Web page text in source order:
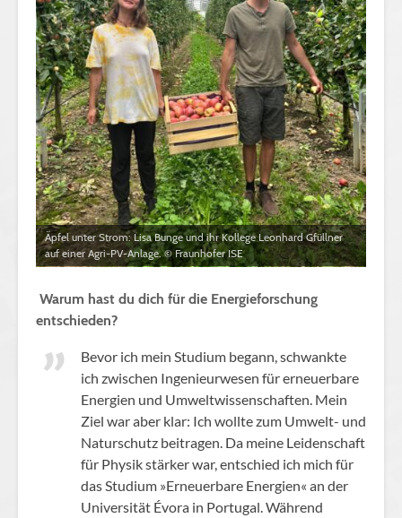
Äpfel unter Strom: Lisa Bunge und ihr Kollege Leonhard Gfüllner
auf einer Agri-PV-Anlage. © Fraunhofer ISE
Warum hast du dich für die Energieforschung
entschieden?
Bevor ich mein Studium begann, schwankte
ich zwischen Ingenieurwesen für erneuerbare
Energien und Umweltwissenschaften. Mein
Ziel war aber klar: Ich wollte zum Umwelt- und
Naturschutz beitragen. Da meine Leidenschaft
für Physik stärker war, entschied ich mich für
das Studium »Erneuerbare Energien« an der
Universität Évora in Portugal. Während